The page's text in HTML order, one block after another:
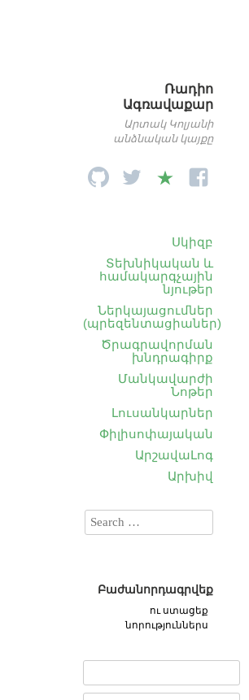
Ռադիո
Ագռավաքար
Արտակ Կոլյանի
անձնական կայքը
Սկիզբ
Տեխնիկական և
համակարգչային
նյութեր
Ներկայացումներ
(պրեզենտացիաներ)
Ծրագրավորման
խնդրագիրք
Մանկավարժի
Նոթեր
Լուսանկարներ
Փիլիսոփայական
ԱրշավաԼոգ
Արխիվ
Բաժանորդագրվեք
ու ստացեք
նորություններս